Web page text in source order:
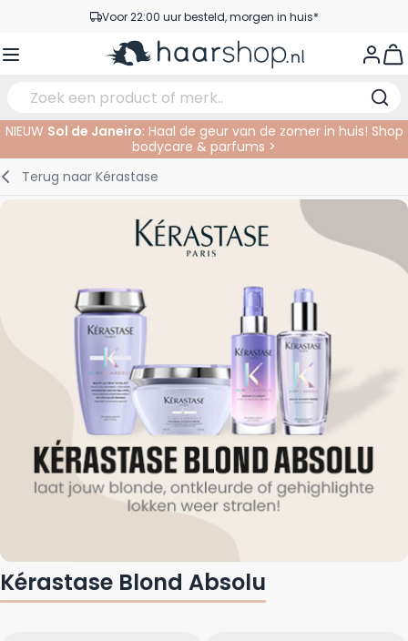
Ga naar de inhoudVoor 22:00 uur besteld, morgen in huis*
Gratis verzending vanaf €35,-
Verzorging
Haar verlengen
Baby & Kind
Gezichtsverzorging
Supplementen
Wenkbrauwen
Nagelproducten
Haarproducten
Baardproducten
Elektrisch
Knipbenodigdheden
In de Salon
NIEUW Sol de Janeiro: Haal de geur van de zomer in huis! Shop
bodycare & parfums >
Terug naar Kérastase
Kérastase Blond Absolu